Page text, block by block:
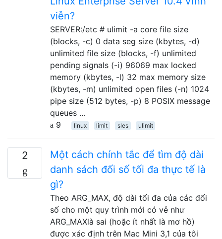
viễn?
SERVER:/etc # ulimit -a core file size
(blocks, -c) 0 data seg size (kbytes, -d)
unlimited file size (blocks, -f) unlimited
pending signals (-i) 96069 max locked
memory (kbytes, -l) 32 max memory size
(kbytes, -m) unlimited open files (-n) 1024
pipe size (512 bytes, -p) 8 POSIX message
queues …
9
linux limit sles ulimit
2
Một cách chính tắc để tìm độ dài
danh sách đối số tối đa thực tế là
gì?
Theo ARG_MAX, độ dài tối đa của các đối
số cho một quy trình mới có vẻ như
ARG_MAXlà sai (hoặc ít nhất là mơ hồ)
được xác định trên Mac Mini 3,1 của tôi